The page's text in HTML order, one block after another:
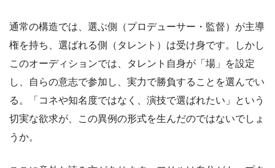
通常の構造では、選ぶ側（プロデューサー・監督）が主導
権を持ち、選ばれる側（タレント）は受け身です。しかし
このオーディションでは、タレント自身が「場」を設定
し、自らの意志で参加し、実力で勝負することを選んでい
る。「コネや知名度ではなく、演技で選ばれたい」という
切実な欲求が、この異例の形式を生んだのではないでしょ
うか。